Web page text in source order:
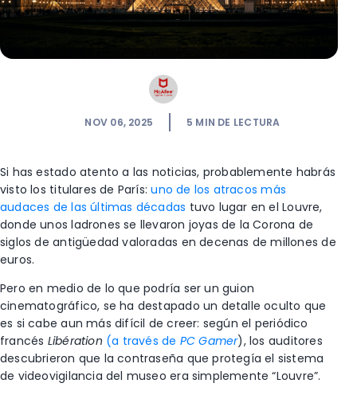
NOV 06, 2025 5 MIN DE LECTURA
Si has estado atento a las noticias, probablemente habrás
visto los titulares de París:uno de los atracos más
audaces de las últimas décadas tuvo lugar en el Louvre,
donde unos ladrones se llevaron joyas de la Corona de
siglos de antigüedad valoradas en decenas de millones de
euros.
Pero en medio de lo que podría ser un guion
cinematográfico, se ha destapado un detalle oculto que
es si cabe aun más difícil de creer: según el periódico
francés Libération (a través de PC Gamer), los auditores
descubrieron que la contraseña que protegía el sistema
de videovigilancia del museo era simplemente “Louvre”.